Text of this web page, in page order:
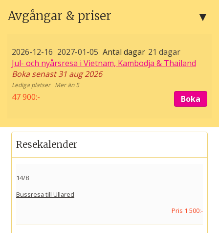
Avgångar & priser
2026-12-16 2027-01-05
21 dagar
Jul- och nyårsresa i Vietnam, Kambodja & Thailand
Boka senast 31 aug 2026
Mer än 5
47 900:- Boka
Resekalender
14/8
Bussresa till Ullared
Pris 1 500:-